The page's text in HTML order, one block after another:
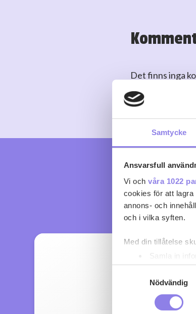
Samtycke
Ansvarsfull
Vi och våra 1022
cookies för att lagra
annons- och
och i vilka syften.
Med din tillåtelse
Samla in
Identifiera
Ta reda på mer
eller dra tillbaka
Nödvändig
ligger i Rhône,
av druvor (varav
uppskattas av
Det finns inga
Logga in